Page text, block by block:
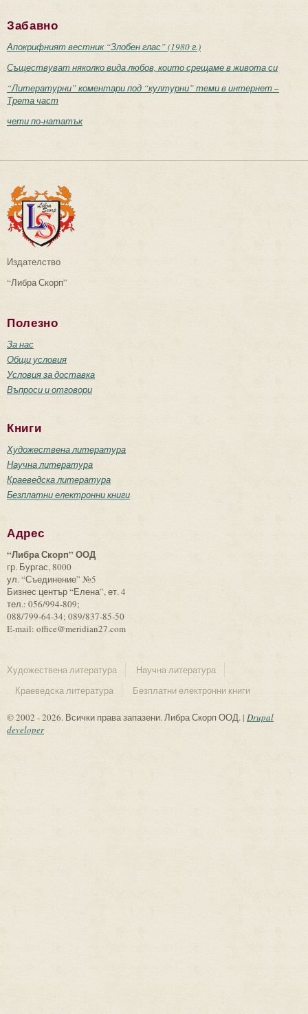
Забавно
Апокрифният вестник “Злобен глас” (1980 г.)
Съществуват няколко вида любов, които срещаме в живота си
“Литературни” коментари под “културни” теми в интернет –
Трета част
чети по-нататък
Издателство
“Либра Скорп”
Полезно
За нас
Общи условия
Условия за доставка
Въпроси и отговори
Книги
Художествена литература
Научна литература
Краеведска литература
Безплатни електронни книги
Адрес
“Либра Скорп” ООД
гр. Бургас, 8000
ул. “Съединение” №5
Бизнес център “Елена”, ет. 4
тел.: 056/994-809;
088/799-64-34; 089/837-85-50
E-mail: office@meridian27.com
Художествена литература
Научна литература
Краеведска литература
Безплатни електронни книги
© 2002 - 2026. Всички права запазени. Либра Скорп ООД. | Drupal
developer